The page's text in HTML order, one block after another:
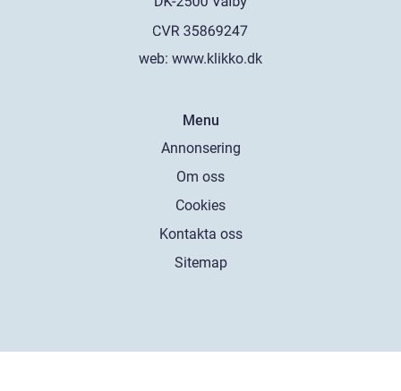
web: www.klikko.dk
Menu
Annonsering
Om oss
Cookies
Kontakta oss
Sitemap